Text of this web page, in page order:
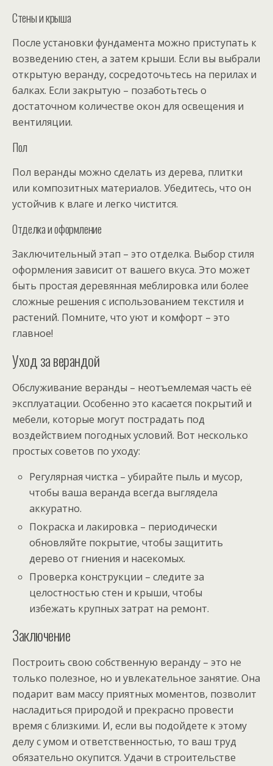
Стены и крыша
После установки фундамента можно приступать к
возведению стен, а затем крыши. Если вы выбрали
открытую веранду, сосредоточьтесь на перилах и
балках. Если закрытую – позаботьтесь о
достаточном количестве окон для освещения и
вентиляции.
Пол
Пол веранды можно сделать из дерева, плитки
или композитных материалов. Убедитесь, что он
устойчив к влаге и легко чистится.
Отделка и оформление
Заключительный этап – это отделка. Выбор стиля
оформления зависит от вашего вкуса. Это может
быть простая деревянная меблировка или более
сложные решения с использованием текстиля и
растений. Помните, что уют и комфорт – это
главное!
Уход за верандой
Обслуживание веранды – неотъемлемая часть её
эксплуатации. Особенно это касается покрытий и
мебели, которые могут пострадать под
воздействием погодных условий. Вот несколько
простых советов по уходу:
Регулярная чистка – убирайте пыль и мусор,
чтобы ваша веранда всегда выглядела
аккуратно.
Покраска и лакировка – периодически
обновляйте покрытие, чтобы защитить
дерево от гниения и насекомых.
Проверка конструкции – следите за
целостностью стен и крыши, чтобы
избежать крупных затрат на ремонт.
Заключение
Построить свою собственную веранду – это не
только полезное, но и увлекательное занятие. Она
подарит вам массу приятных моментов, позволит
насладиться природой и прекрасно провести
время с близкими. И, если вы подойдете к этому
делу с умом и ответственностью, то ваш труд
обязательно окупится. Удачи в строительстве